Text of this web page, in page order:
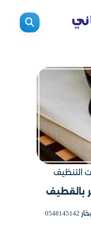
التنظيف
بالقطيف
شركة تنظيف مراتب السرير بالقطيف بالبخار 0548145142